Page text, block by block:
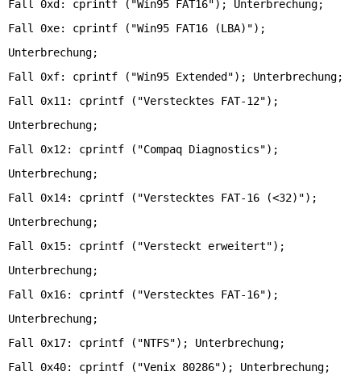
Fall 0xd: cprintf ("Win95 FAT16"); Unterbrechung;
Fall 0xe: cprintf ("Win95 FAT16 (LBA)");
Unterbrechung;
Fall 0xf: cprintf ("Win95 Extended"); Unterbrechung;
Fall 0x11: cprintf ("Verstecktes FAT-12");
Unterbrechung;
Fall 0x12: cprintf ("Compaq Diagnostics");
Unterbrechung;
Fall 0x14: cprintf ("Verstecktes FAT-16 (<32)");
Unterbrechung;
Fall 0x15: cprintf ("Versteckt erweitert");
Unterbrechung;
Fall 0x16: cprintf ("Verstecktes FAT-16");
Unterbrechung;
Fall 0x17: cprintf ("NTFS"); Unterbrechung;
Fall 0x40: cprintf ("Venix 80286"); Unterbrechung;